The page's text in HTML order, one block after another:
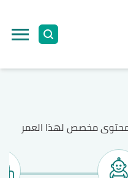
محتوى مخصص لهذا العمر